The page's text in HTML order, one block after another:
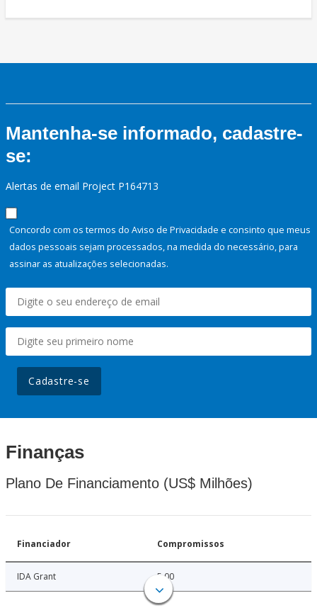
Mantenha-se informado, cadastre-
se:
Alertas de email Project P164713
Concordo com os termos do Aviso de Privacidade e consinto que meus
dados pessoais sejam processados, na medida do necessário, para
assinar as atualizações selecionadas.
Cadastre-se
Finanças
Plano De Financiamento (US$ Milhões)
Financiador Compromissos
IDA Grant 5.00